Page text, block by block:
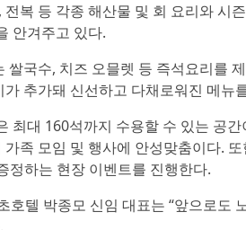
복 등 각종 해산물 및 회 요리와 시
안겨주고 있다.
쌀국수, 치즈 오믈렛 등 즉석요리를
추가돼 신선하고 다채로워진 메뉴
최대 160석까지 수용할 수 있는 공
족 모임 및 행사에 안성맞춤이다.
정하는 현장 이벤트를 진행한다.
호텔 박종모 신임 대표는 “앞으로도